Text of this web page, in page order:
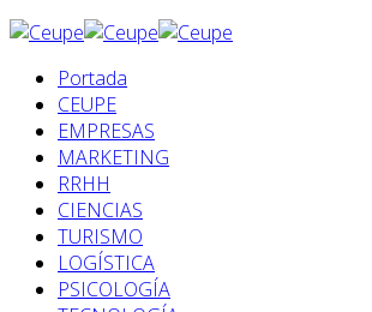
Portada
CEUPE
EMPRESAS
MARKETING
RRHH
CIENCIAS
TURISMO
LOGÍSTICA
PSICOLOGÍA